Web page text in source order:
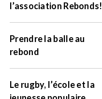
l’association Rebonds!
Prendre la balle au
rebond
Le rugby, l’école et la